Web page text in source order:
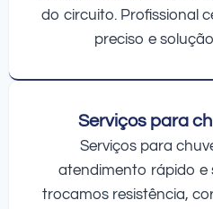
do circuito. Profissional
preciso e
Serviços para
Serviços para
atendimento rápido e
trocamos resistência,